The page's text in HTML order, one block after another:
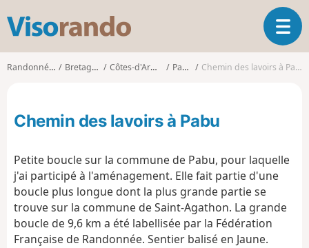
s
o
d
O
u
v
a
g
Randonnées Bretagne Côtes-d'Armor Pabu Chemin des lavoirs à Pabu
Chemin des lavoirs à Pabu
Petite boucle sur la commune de Pabu, pour laquelle
j'ai participé à l'aménagement. Elle fait partie d'une
boucle plus longue dont la plus grande partie se
trouve sur la commune de Saint-Agathon. La grande
boucle de 9,6 km a été labellisée par la Fédération
Française de Randonnée. Sentier balisé en Jaune.